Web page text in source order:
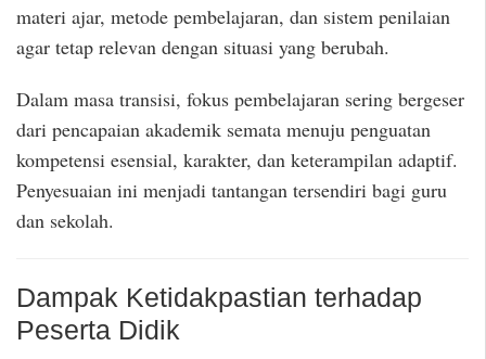
materi ajar, metode pembelajaran, dan sistem penilaian
agar tetap relevan dengan situasi yang berubah.
Dalam masa transisi, fokus pembelajaran sering bergeser
dari pencapaian akademik semata menuju penguatan
kompetensi esensial, karakter, dan keterampilan adaptif.
Penyesuaian ini menjadi tantangan tersendiri bagi guru
dan sekolah.
Dampak Ketidakpastian terhadap
Peserta Didik